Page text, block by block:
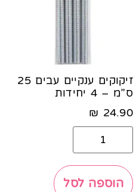
זיקוקים ענקיים עבים 25
ס”מ – 4 יחידות
24.90
₪
הוספה לסל